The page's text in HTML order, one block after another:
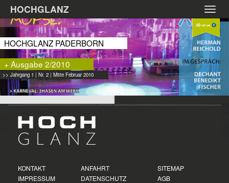
Zum
Hauptinhalt
springen
HOCHGLANZ
HOCHGLANZ PADERBORN
+ Ausgabe 2/2010
>> Jahrgang 1 | Nr. 2 | Mitte Februar 2010
KONTAKT ANFAHRT
SITEMAP
IMPRESSUM
DATENSCHUTZ
AGB